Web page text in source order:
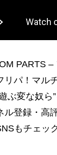
PARTS –
リパ！マル
ぶ変な奴ら
ル登録・高
もチェッ